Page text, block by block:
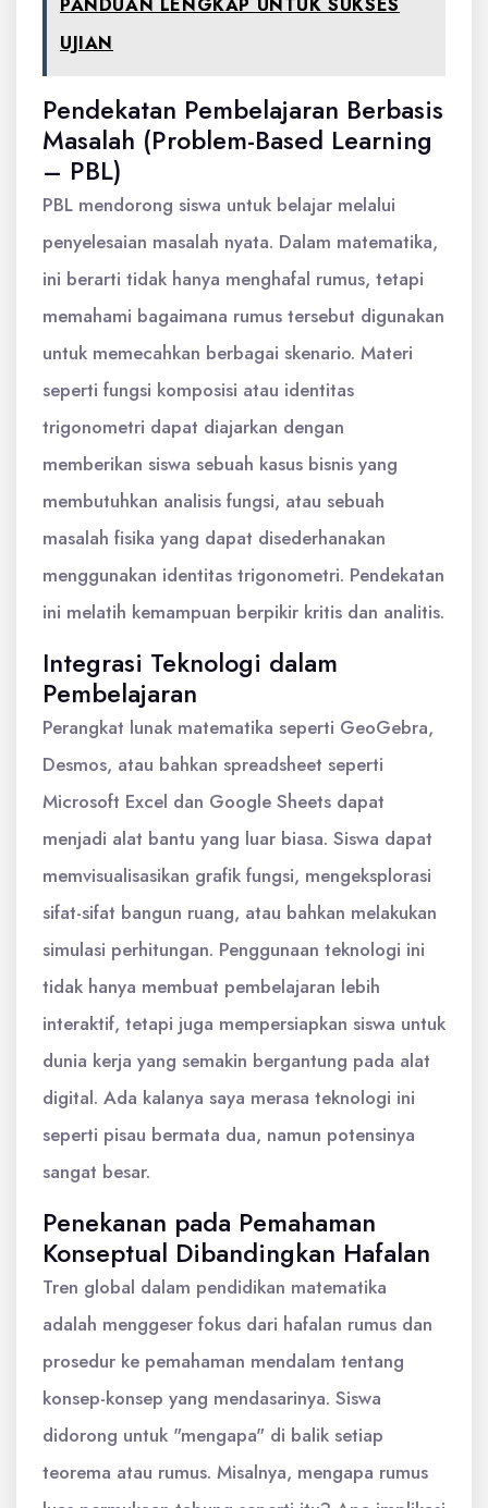
UJIAN
Pendekatan Pembelajaran Berbasis
Masalah (Problem-Based Learning
– PBL)
PBL mendorong siswa untuk belajar melalui
penyelesaian masalah nyata. Dalam matematika,
ini berarti tidak hanya menghafal rumus, tetapi
memahami bagaimana rumus tersebut digunakan
untuk memecahkan berbagai skenario. Materi
seperti fungsi komposisi atau identitas
trigonometri dapat diajarkan dengan
memberikan siswa sebuah kasus bisnis yang
membutuhkan analisis fungsi, atau sebuah
masalah fisika yang dapat disederhanakan
menggunakan identitas trigonometri. Pendekatan
ini melatih kemampuan berpikir kritis dan analitis.
Integrasi Teknologi dalam
Pembelajaran
Perangkat lunak matematika seperti GeoGebra,
Desmos, atau bahkan spreadsheet seperti
Microsoft Excel dan Google Sheets dapat
menjadi alat bantu yang luar biasa. Siswa dapat
memvisualisasikan grafik fungsi, mengeksplorasi
sifat-sifat bangun ruang, atau bahkan melakukan
simulasi perhitungan. Penggunaan teknologi ini
tidak hanya membuat pembelajaran lebih
interaktif, tetapi juga mempersiapkan siswa untuk
dunia kerja yang semakin bergantung pada alat
digital. Ada kalanya saya merasa teknologi ini
seperti pisau bermata dua, namun potensinya
sangat besar.
Penekanan pada Pemahaman
Konseptual Dibandingkan Hafalan
Tren global dalam pendidikan matematika
adalah menggeser fokus dari hafalan rumus dan
prosedur ke pemahaman mendalam tentang
konsep-konsep yang mendasarinya. Siswa
didorong untuk "mengapa" di balik setiap
teorema atau rumus. Misalnya, mengapa rumus